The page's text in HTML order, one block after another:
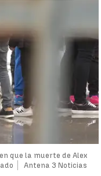
que la muerte de Alex
Antena 3 Noticias